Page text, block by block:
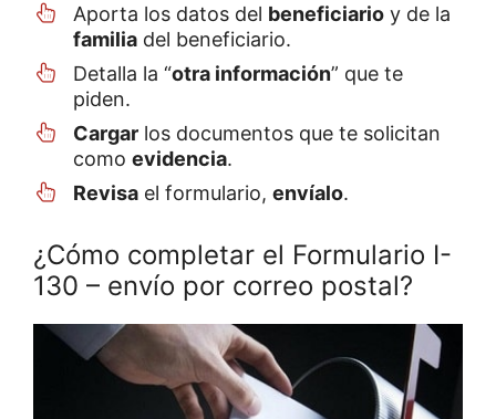
Aporta los datos del beneficiario y de la
familia del beneficiario.
Detalla la “otra información” que te
piden.
Cargar los documentos que te solicitan
como evidencia.
Revisa el formulario, envíalo.
¿Cómo completar el Formulario I-
130 – envío por correo postal?